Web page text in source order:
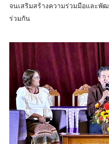
จนเสริมสร้างความร่วมมือและ
ร่วมกัน